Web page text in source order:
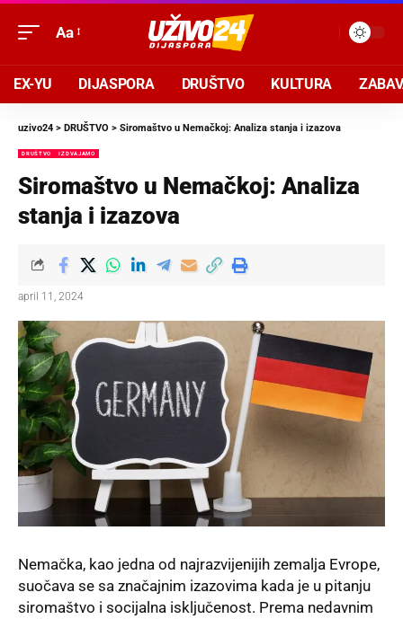
Aa
EX-YU DIJASPORA DRUŠTVO KULTURA
uzivo24 > DRUŠTVO > Siromaštvo u Nemačkoj: Analiza stanja i izazova
DRUŠTVO IZDVAJAMO
Siromaštvo u Nemačkoj: Analiza
stanja i izazova
april 11, 2024
Nemačka, kao jedna od najrazvijenijih zemalja Evrope,
suočava se sa značajnim izazovima kada je u pitanju
siromaštvo i socijalna isključenost. Prema nedavnim